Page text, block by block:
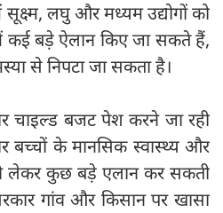
लघु और मध्यम उद्योगों को
कई बड़े ऐलान किए जा सकते हैं,
से निपटा जा सकता है।
चाइल्ड बजट पेश करने जा रही
बच्चों के मानसिक स्वास्थ्य और
लेकर कुछ बड़े एलान कर सकती
गांव और किसान पर खासा